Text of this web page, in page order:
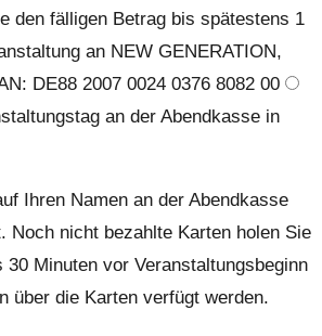
den fälligen Betrag bis spätestens 1
an NEW GENERATION,
DE88 2007 0024 0376 8082 00
an der Abendkasse in
Ihren Namen an der Abendkasse
Noch nicht bezahlte Karten holen Sie
30 Minuten vor Veranstaltungsbeginn
über die Karten verfügt werden.